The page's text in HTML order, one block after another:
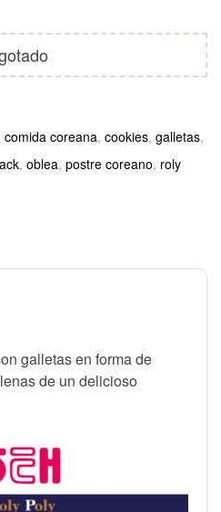
comida coreana, cookies, galletas,
, oblea, postre coreano, roly
on galletas en forma de
de un delicioso